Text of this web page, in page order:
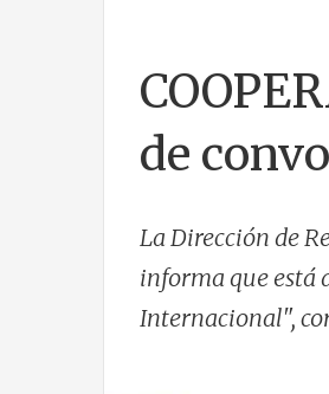
de
La Dirección de
informa que está
Internacional",